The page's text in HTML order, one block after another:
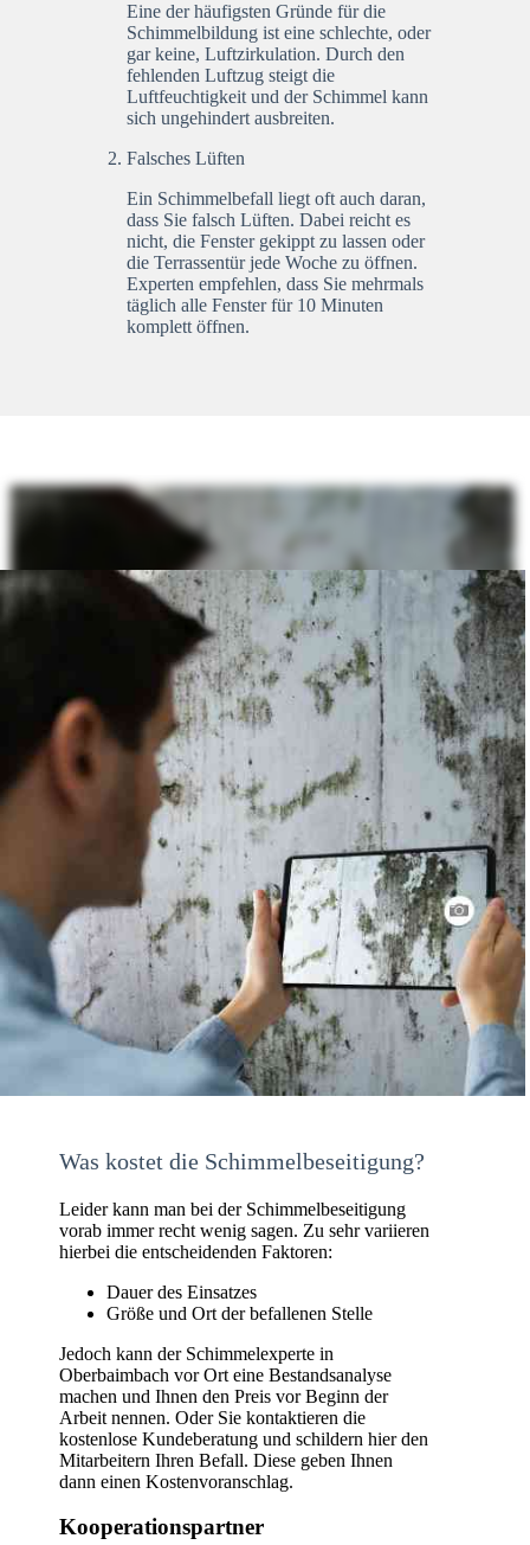
Eine der häufigsten Gründe für die
Schimmelbildung ist eine schlechte, oder
gar keine, Luftzirkulation. Durch den
fehlenden Luftzug steigt die
Luftfeuchtigkeit und der Schimmel kann
sich ungehindert ausbreiten.
Falsches Lüften
Ein Schimmelbefall liegt oft auch daran,
dass Sie falsch Lüften. Dabei reicht es
nicht, die Fenster gekippt zu lassen oder
die Terrassentür jede Woche zu öffnen.
Experten empfehlen, dass Sie mehrmals
täglich alle Fenster für 10 Minuten
komplett öffnen.
Was kostet die Schimmelbeseitigung?
Leider kann man bei der Schimmelbeseitigung
vorab immer recht wenig sagen. Zu sehr variieren
hierbei die entscheidenden Faktoren:
Dauer des Einsatzes
Größe und Ort der befallenen Stelle
Jedoch kann der Schimmelexperte in
Oberbaimbach vor Ort eine Bestandsanalyse
machen und Ihnen den Preis vor Beginn der
Arbeit nennen. Oder Sie kontaktieren die
kostenlose Kundeberatung und schildern hier den
Mitarbeitern Ihren Befall. Diese geben Ihnen
dann einen Kostenvoranschlag.
Kooperationspartner